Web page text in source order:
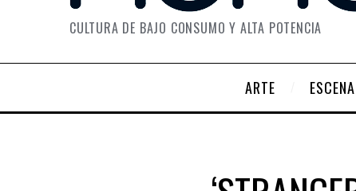
CULTURA DE BAJO CONSUMO Y ALTA POTENCIA
ARTE ESCENA